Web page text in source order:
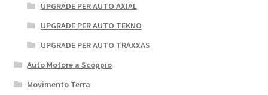
UPGRADE PER AUTO AXIAL
UPGRADE PER AUTO TEKNO
UPGRADE PER AUTO TRAXXAS
Auto Motore a Scoppio
Movimento Terra